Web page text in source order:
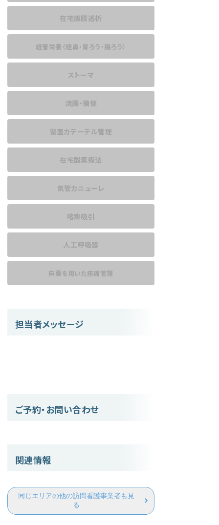
在宅腹膜透析
経管栄養 （経鼻・胃ろう・腸ろう）
ストーマ
浣腸・摘便
留置カテーテル管理
在宅酸素療法
気管カニューレ
喀痰吸引
人工呼吸器
麻薬を用いた疼痛管理
担当者メッセージ
ご予約・お問い合わせ
関連情報
同じエリアの他の訪問看護事業者も見
る